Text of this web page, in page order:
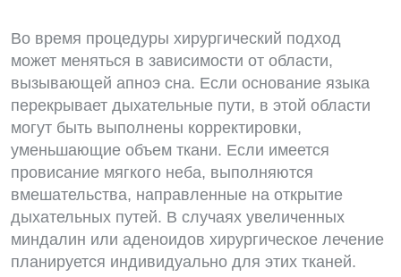
Во время процедуры хирургический подход
может меняться в зависимости от области,
вызывающей апноэ сна. Если основание языка
перекрывает дыхательные пути, в этой области
могут быть выполнены корректировки,
уменьшающие объем ткани. Если имеется
провисание мягкого неба, выполняются
вмешательства, направленные на открытие
дыхательных путей. В случаях увеличенных
миндалин или аденоидов хирургическое лечение
планируется индивидуально для этих тканей.